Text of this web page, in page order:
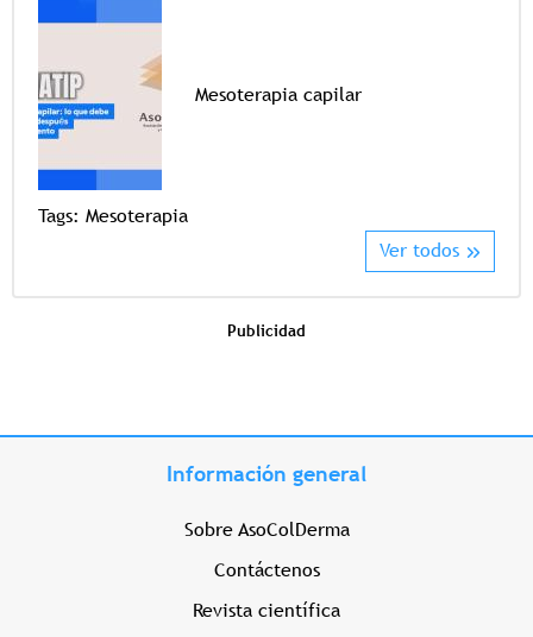
Mesoterapia capilar
Tags: Mesoterapia
Ver todos
Publicidad
Información general
Sobre AsoColDerma
Contáctenos
Revista científica